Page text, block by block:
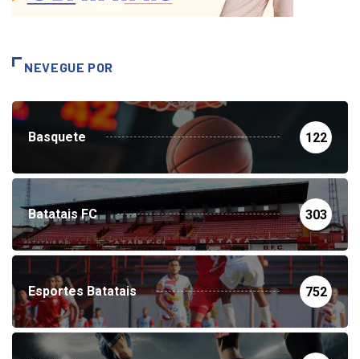
NEVEGUE POR
Basquete 122
Batatais FC 303
Esportes Batatais 752